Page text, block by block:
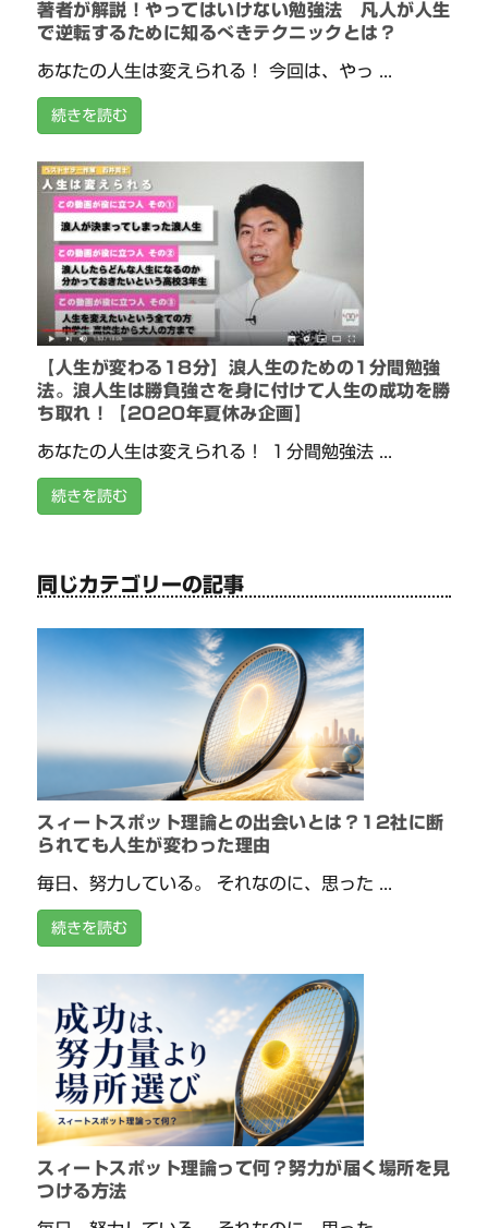
著者が解説！やってはいけない勉強法 凡人が人生
で逆転するために知るべきテクニックとは？
あなたの人生は変えられる！ 今回は、やっ ...
続きを読む
【人生が変わる18分】浪人生のための1分間勉強
法。浪人生は勝負強さを身に付けて人生の成功を勝
ち取れ！【2020年夏休み企画】
あなたの人生は変えられる！ １分間勉強法 ...
続きを読む
同じカテゴリーの記事
スィートスポット理論との出会いとは？12社に断
られても人生が変わった理由
毎日、努力している。 それなのに、思った ...
続きを読む
スィートスポット理論って何？努力が届く場所を見
つける方法